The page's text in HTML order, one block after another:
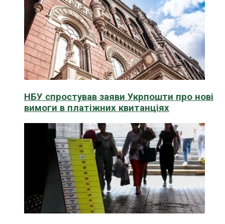
НБУ спростував заяви Укрпошти про нові
вимоги в платіжних квитанціях